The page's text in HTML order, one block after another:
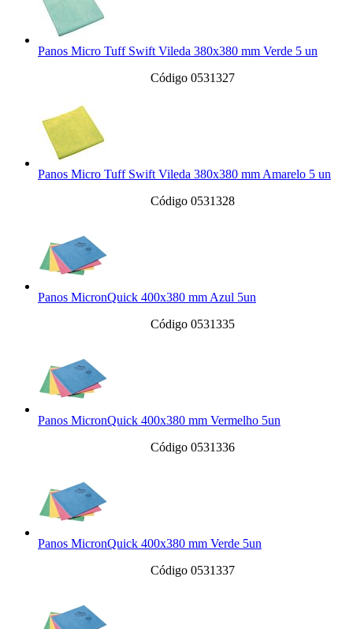
Panos Micro Tuff Swift Vileda 380x380 mm Verde 5 un
Código 0531327
Panos Micro Tuff Swift Vileda 380x380 mm Amarelo 5 un
Código 0531328
Panos MicronQuick 400x380 mm Azul 5un
Código 0531335
Panos MicronQuick 400x380 mm Vermelho 5un
Código 0531336
Panos MicronQuick 400x380 mm Verde 5un
Código 0531337